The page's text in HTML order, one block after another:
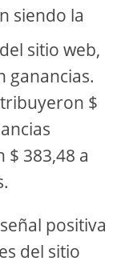
siendo la
sitio web,
ganancias.
$
383,48 a
positiva
del sitio